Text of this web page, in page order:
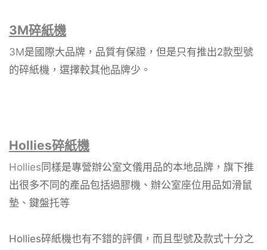
3M碎紙機
3M是國際大品牌，品質有保證，但是只有推出2款型號
的碎紙機，選擇較其他品牌少。
Hollies碎紙機
Hollies 同樣是專營辦公室文儀用品的本地品牌，旗下推
出很多不同的產品包括過膠機、辦公室座位用品如滑鼠
墊、鍵盤托等
Hollies碎紙機也有不錯的評價，而且型號及款式十分之